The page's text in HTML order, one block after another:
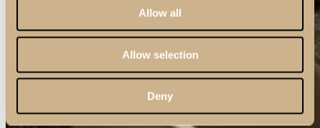
Allow all
Allow selection
Deny